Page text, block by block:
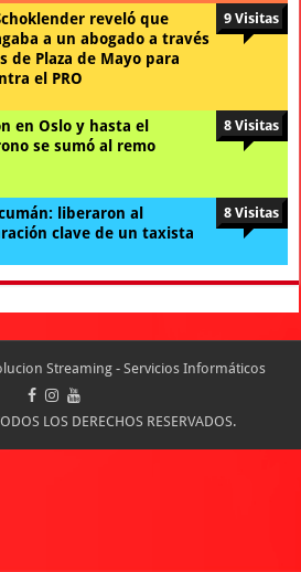
reveló que
a un abogado a través
de Plaza de Mayo para
el PRO
9 Visitas
en Oslo y hasta el
se sumó al remo
8 Visitas
liberaron al
clave de un taxista
8 Visitas
Streaming - Servicios Informáticos
LOS DERECHOS RESERVADOS.